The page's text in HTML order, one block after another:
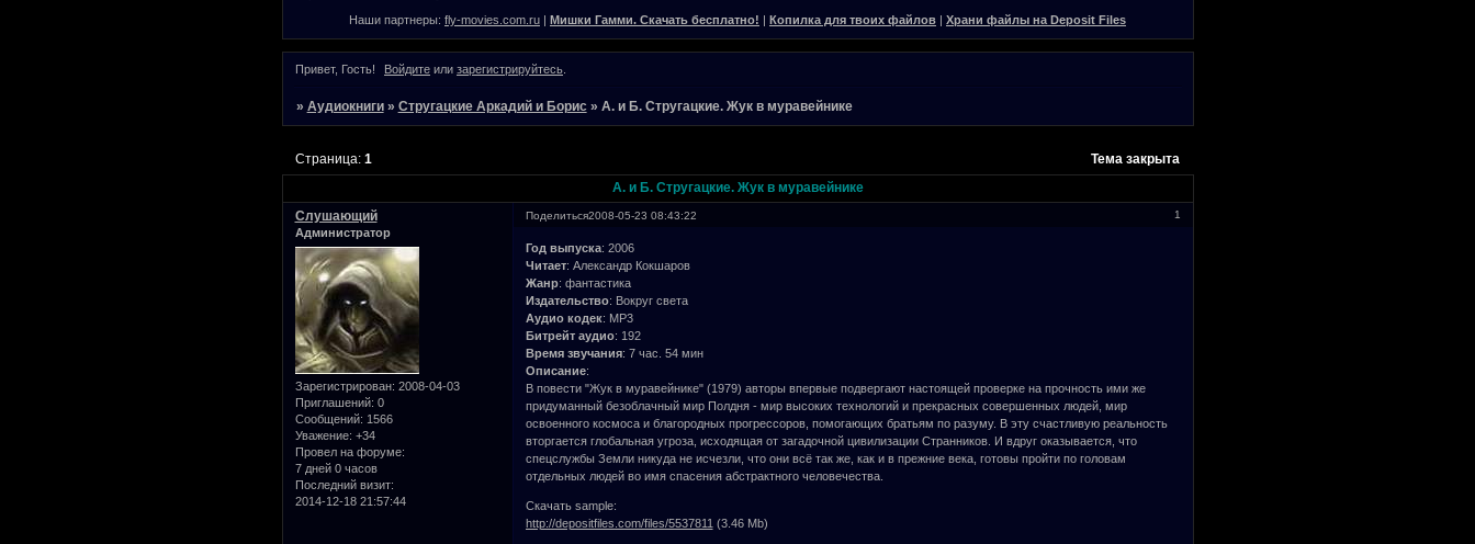
Наши партнеры: fly-movies.com.ru Мишки Гамми. Скачать бесплатно! Копилка для твоих файлов Храни файлы на Deposit Files
Привет, Гость! Войдите или зарегистрируйтесь
» Аудиокниги » Стругацкие Аркадий и Борис » А. и Б. Стругацкие. Жук в муравейнике
А. и Б. Стругацкие. Жук в муравейнике
Страница: 1 Тема закрыта
Поделиться 1
2008-05-23 08:43:22
Слушающий
Администратор
Зарегистрирован: 2008-04-03
Приглашений: 0
Сообщений: 1566
Уважение: +34
Провел на форуме:
7 дней 0 часов
Последний визит:
2014-12-18 21:57:44
Год выпуска: 2006
Читает: Александр Кокшаров
Жанр: фантастика
Издательство: Вокруг света
Аудио кодек: MP3
Битрейт аудио: 192
Время звучания: 7 час. 54 мин
Описание:
В повести "Жук в муравейнике" (1979) авторы впервые подвергают настоящей проверке на прочность ими же
придуманный безоблачный мир Полдня - мир высоких технологий и прекрасных совершенных людей, мир
освоенного космоса и благородных прогрессоров, помогающих братьям по разуму. В эту счастливую реальность
вторгается глобальная угроза, исходящая от загадочной цивилизации Странников. И вдруг оказывается, что
спецслужбы Земли никуда не исчезли, что они всё так же, как и в прежние века, готовы пройти по головам
отдельных людей во имя спасения абстрактного человечества.
Скачать sample:
http://depositfiles.com/files/5537811 (3.46 Mb)